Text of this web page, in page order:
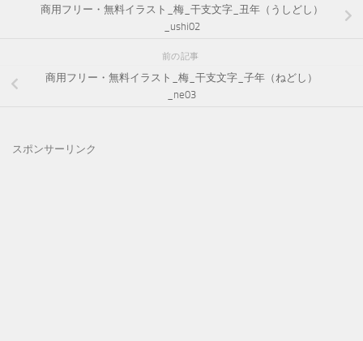
商用フリー・無料イラスト_梅_干支文字_丑年（うしどし）
_ushi02
前の記事
商用フリー・無料イラスト_梅_干支文字_子年（ねどし）
_ne03
スポンサーリンク